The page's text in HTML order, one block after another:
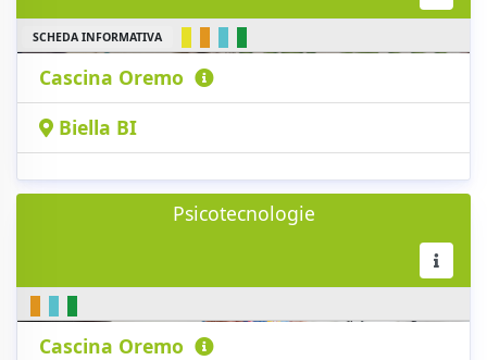
SCHEDA INFORMATIVA
Cascina Oremo
Biella BI
Psicotecnologie
Cascina Oremo